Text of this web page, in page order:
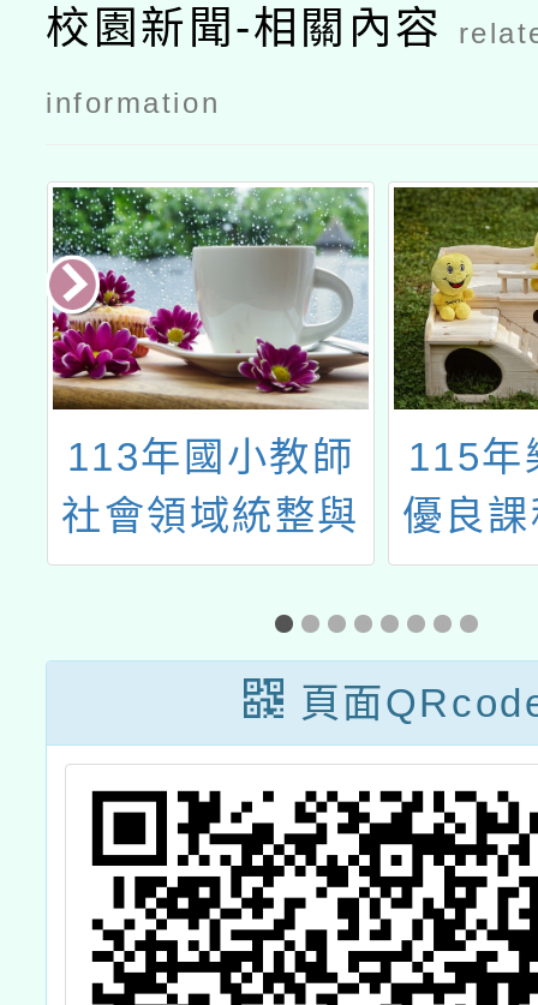
校園新聞-相關內容
information
113年國小教師
社會領域統整與
探究實作產出型
工作坊計畫
115年
優良
教材
頁面